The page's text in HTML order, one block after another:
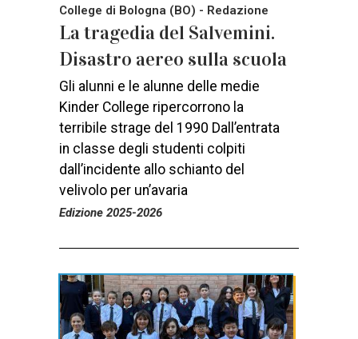
College di Bologna (BO) - Redazione
La tragedia del Salvemini.
Disastro aereo sulla scuola
Gli alunni e le alunne delle medie
Kinder College ripercorrono la
terribile strage del 1990 Dall’entrata
in classe degli studenti colpiti
dall’incidente allo schianto del
velivolo per un’avaria
Edizione 2025-2026